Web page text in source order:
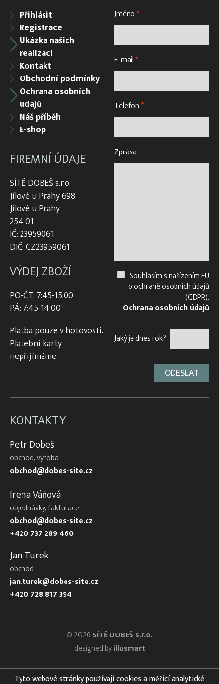
Přihlásit
Registrace
Ukázka našich
realizací
Kontakt
Obchodní podmínky
Ochrana osobních
údajů
Náš příběh
E-shop
FIREMNÍ ÚDAJE
SÍTĚ DOBEŠ s.r.o.
Jílové u Prahy 698
Jílové u Prahy
254 01
IČ: 23959061
DIČ: CZ23959061
VÝDEJ ZBOŽÍ
PO-ČT: 7:45-15:00
PÁ: 7:45-14:00
Platba pouze v hotovosti.
Platební karty
nepřijímáme.
Jméno*
E-mail*
Telefon*
Zpráva
Souhlasím s nařízením EU
o ochraně osobních údajů
(GDPR).
Ochrana osobních údajů
Jaký je dnes rok?
KONTAKTY
Petr Dobeš
obchod, výroba
obchod@dobes-site.cz
Irena Váňová
objednávky, fakturace
obchod@dobes-site.cz
+420 737 289 460
Jan Turek
obchod
jan.turek@dobes-site.cz
+420 728 817 394
© 2026SÍTĚ DOBEŠ s.r.o.
designed byillusmart
Tyto webové stránky používají cookies a měřící analytické